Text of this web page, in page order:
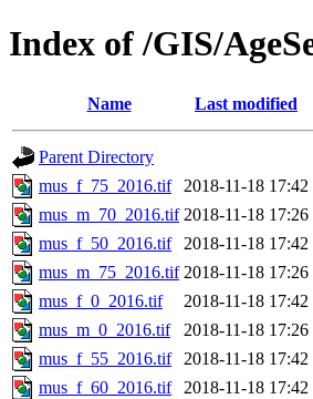
Index of /GIS/
Name Last modified
Parent Directory
mus_f_75_2016.tif
2018-11-18 17:42
mus_m_70_2016.tif 2018-11-18 17:26
mus_f_50_2016.tif
2018-11-18 17:42
mus_m_75_2016.tif 2018-11-18 17:26
mus_f_0_2016.tif
2018-11-18 17:42
mus_m_0_2016.tif
2018-11-18 17:26
mus_f_55_2016.tif
2018-11-18 17:42
mus_f_60_2016.tif
2018-11-18 17:42